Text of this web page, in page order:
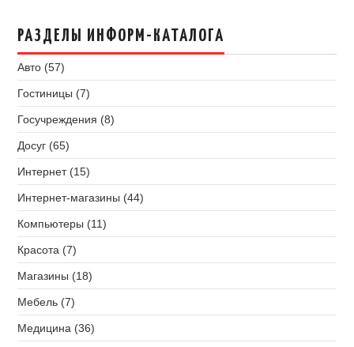
РАЗДЕЛЫ ИНФОРМ-КАТАЛОГА
Авто (57)
Гостиницы (7)
Госучреждения (8)
Досуг (65)
Интернет (15)
Интернет-магазины (44)
Компьютеры (11)
Красота (7)
Магазины (18)
Мебель (7)
Медицина (36)